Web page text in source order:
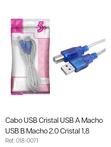
Cabo USB Cristal USB A Macho
USB B Macho 2.0 Cristal 1,8
Metro 018-0071
Ref: 018-0071